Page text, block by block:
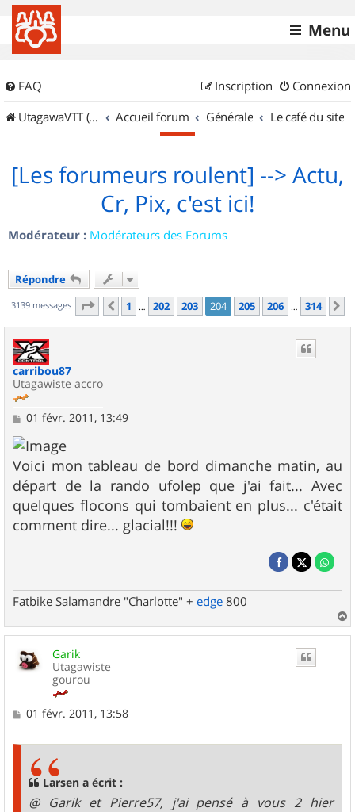
Menu
FAQ Connexion
Inscription
UtagawaVTT (Randos VTT et VTTAE avec traces GPS)
Accueil forum Générale Le café du site
[Les forumeurs roulent] --> Actu,
Cr, Pix, c'est ici!
Modérateur : Modérateurs des Forums
Répondre
3139 messages Page 204 sur314
Précédent
1 … 202 203 204 205 206 … 314
carribou87
Utagawiste accro
M
s
s
a
g
e
01 févr. 2011, 13:49
Voici mon tableau de bord dimanche matin, au
départ de la rando ufolep que j'ai fait... Avec
quelques flocons qui tombaient en plus... c'était
comment dire... glacial!!!
Fatbike Salamandre "Charlotte" + edge 800
a
Garik
Utagawiste
gourou
M
01 févr. 2011, 13:58
Larsen a écrit :
@ Garik et Pierre57, j'ai pensé à vous 2 hier